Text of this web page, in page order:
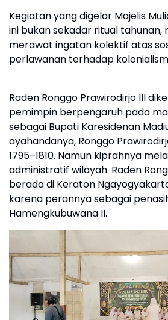
Kegiatan yang digelar Majelis
ini bukan sekadar ritual tahunan,
merawat ingatan kolektif atas
perlawanan terhadap
Raden Ronggo Prawirodirjo III
pemimpin berpengaruh pada
sebagai Bupati Karesidenan
ayahandanya, Ronggo
1795–1810. Namun kiprahnya
administratif wilayah. Raden
berada di Keraton
karena perannya sebagai
Hamengkubuwana II.